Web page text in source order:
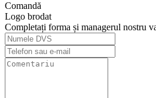
Comandă
Logo brodat
Completați forma și managerul nostru